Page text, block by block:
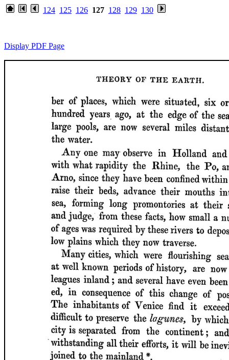
124 125 126 127 128 129 130
Display PDF Page